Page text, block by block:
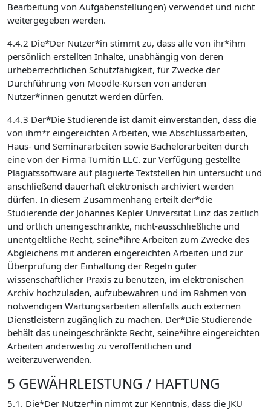
Bearbeitung von Aufgabenstellungen) verwendet und nicht
weitergegeben werden.
4.4.2 Die*Der Nutzer*in stimmt zu, dass alle von ihr*ihm
persönlich erstellten Inhalte, unabhängig von deren
urheberrechtlichen Schutzfähigkeit, für Zwecke der
Durchführung von Moodle-Kursen von anderen
Nutzer*innen genutzt werden dürfen.
4.4.3 Der*Die Studierende ist damit einverstanden, dass die
von ihm*r eingereichten Arbeiten, wie Abschlussarbeiten,
Haus- und Seminararbeiten sowie Bachelorarbeiten durch
eine von der Firma Turnitin LLC. zur Verfügung gestellte
Plagiatssoftware auf plagiierte Textstellen hin untersucht und
anschließend dauerhaft elektronisch archiviert werden
dürfen. In diesem Zusammenhang erteilt der*die
Studierende der Johannes Kepler Universität Linz das zeitlich
und örtlich uneingeschränkte, nicht-ausschließliche und
unentgeltliche Recht, seine*ihre Arbeiten zum Zwecke des
Abgleichens mit anderen eingereichten Arbeiten und zur
Überprüfung der Einhaltung der Regeln guter
wissenschaftlicher Praxis zu benutzen, im elektronischen
Archiv hochzuladen, aufzubewahren und im Rahmen von
notwendigen Wartungsarbeiten allenfalls auch externen
Dienstleistern zugänglich zu machen. Der*Die Studierende
behält das uneingeschränkte Recht, seine*ihre eingereichten
Arbeiten anderweitig zu veröffentlichen und
weiterzuverwenden.
5 GEWÄHRLEISTUNG / HAFTUNG
5.1. Die*Der Nutzer*in nimmt zur Kenntnis, dass die JKU